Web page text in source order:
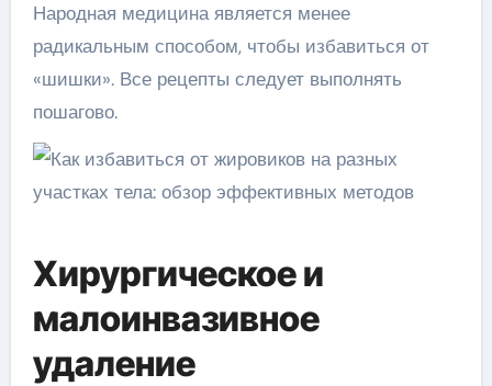
Народная медицина является менее
радикальным способом, чтобы избавиться от
«шишки». Все рецепты следует выполнять
пошагово.
Хирургическое и
малоинвазивное
удаление